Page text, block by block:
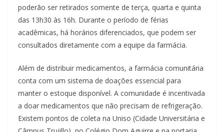
poderão ser retirados somente de terça, quarta e quinta
das 13h30 às 16h. Durante o período de férias
acadêmicas, há horários diferenciados, que podem ser
consultados diretamente com a equipe da farmácia.
Além de distribuir medicamentos, a farmácia comunitária
conta com um sistema de doações essencial para
manter o estoque disponível. A comunidade é incentivada
a doar medicamentos que não precisam de refrigeração.
Existem pontos de coleta na Uniso (Cidade Universitária e